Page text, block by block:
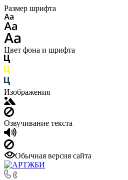
Размер шрифта
Цвет фона и шрифта
Изображения
Озвучивание текста
Обычная версия сайта